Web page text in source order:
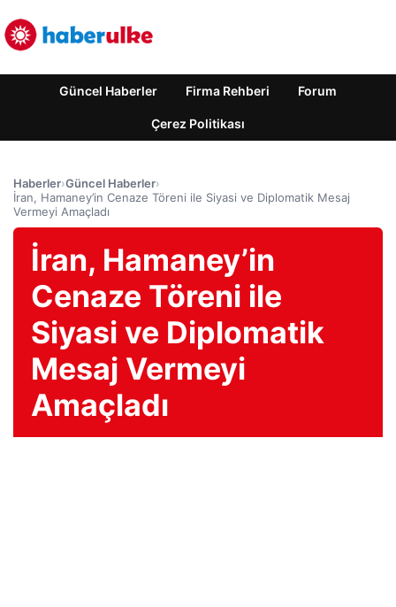
Güncel Haberler Firma Rehberi Forum
Çerez Politikası
Haberler›Güncel Haberler›
İran, Hamaney’in Cenaze Töreni ile Siyasi ve Diplomatik Mesaj
Vermeyi Amaçladı
İran, Hamaney’in
Cenaze Töreni ile
Siyasi ve Diplomatik
Mesaj Vermeyi
Amaçladı